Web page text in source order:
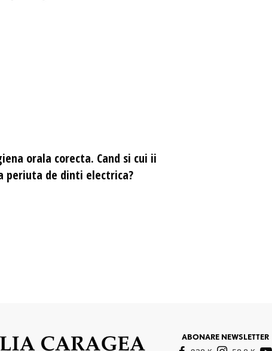
orala corecta. Cand si cui ii
periuta de dinti electrica?
ABONARE NEWSLETTER